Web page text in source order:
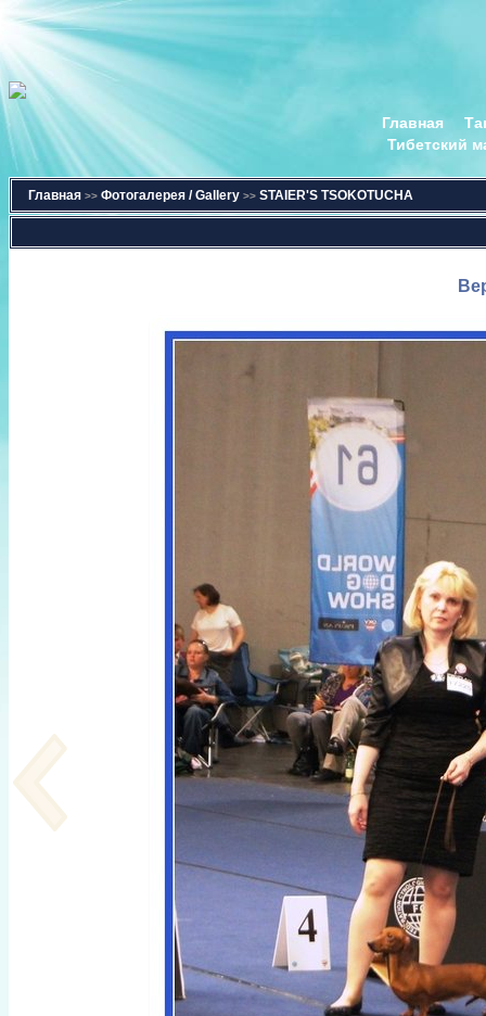
Главная
Тибетский
Главная >> Фотогалерея / Gallery >> STAIER'S TSOKOTUCHA